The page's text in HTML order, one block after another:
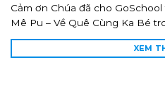
Cảm ơn Chúa đã cho
Mê Pu – Về Quê Cùng Ka Bé
XEM